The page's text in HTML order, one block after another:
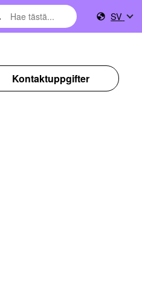
SV
Kontaktuppgifter